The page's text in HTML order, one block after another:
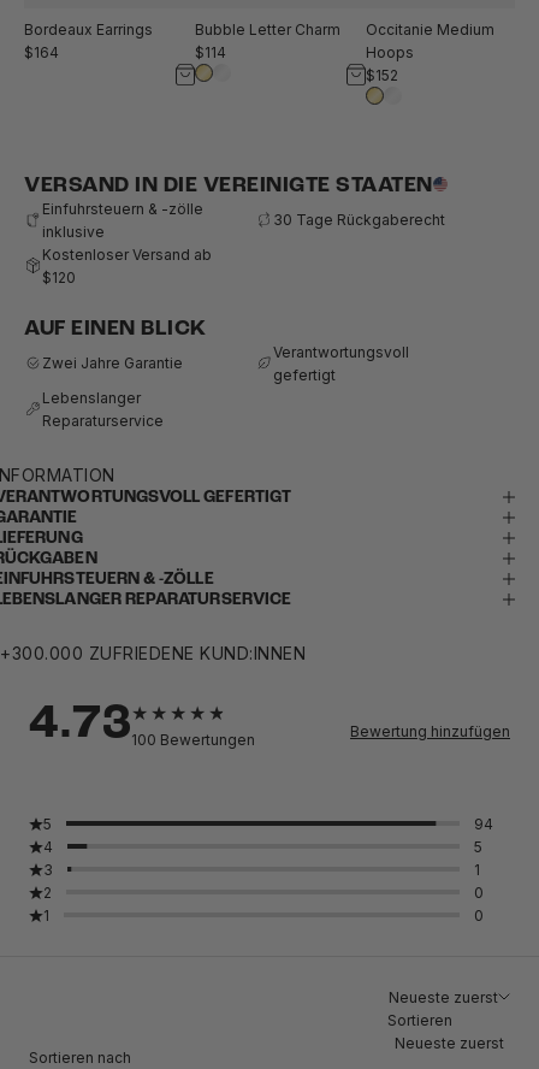
Bordeaux Earrings
$164
Bubble Letter Charm
$114
Occitanie Medium
Hoops
$152
VERSAND IN DIE VEREINIGTE STAATEN
Einfuhrsteuern & -zölle
inklusive
30 Tage Rückgaberecht
Kostenloser Versand ab
$120
AUF EINEN BLICK
Zwei Jahre Garantie
Verantwortungsvoll
gefertigt
Lebenslanger
Reparaturservice
GEFERTIGT
& -ZÖLLE
REPARATURSERVICE
+300.000 ZUFRIEDENE KUND:INNEN
4.73100 Bewertungen Bewertung hinzufügen
5
94
4
5
3
1
2
0
1
0
Sortieren nach
Neueste zuerst
Sortieren
Neueste zuerst